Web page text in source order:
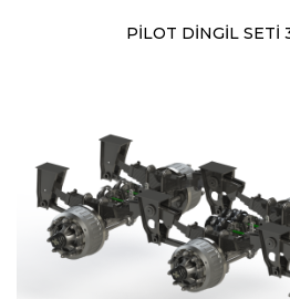
PİLOT DİNGİL SETİ